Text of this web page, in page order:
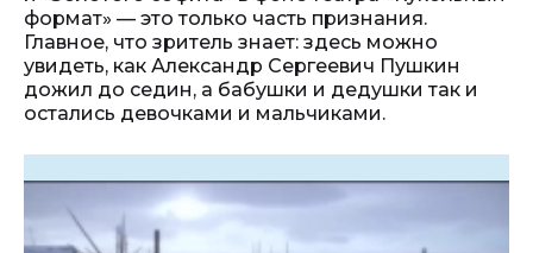
формат» — это только часть признания.
Главное, что зритель знает: здесь можно
увидеть, как Александр Сергеевич Пушкин
дожил до седин, а бабушки и дедушки так и
остались девочками и мальчиками.